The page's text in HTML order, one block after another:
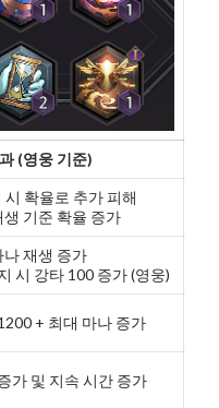
(영웅 기준)
시 확율로 추가 피해
생 기준 확율 증가
나 재생 증가
시 강타 100 증가 (영웅)
+ 최대 마나 증가
가 및 지속 시간 증가